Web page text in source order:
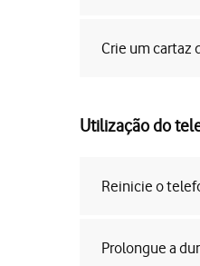
Crie um cartaz
Utilização do
Reinicie o
Prolongue a